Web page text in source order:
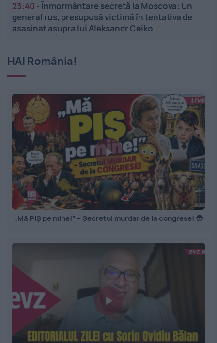
23:40 -Înmormântare secretă la Moscova: Un
general rus, presupusă victimă în tentativa de
asasinat asupra lui Aleksandr Ceiko
HAI România!
„Mă PIȘ pe mine!” – Secretul murdar de la congrese! 😳